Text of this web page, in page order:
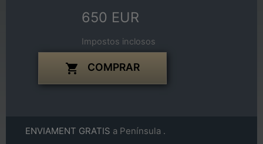
650 EUR
Impostos inclosos
 COMPRAR
ENVIAMENT GRATIS a Península .